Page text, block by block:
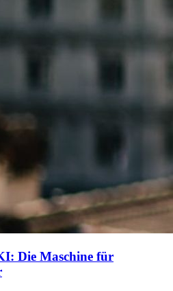
Die Maschine für